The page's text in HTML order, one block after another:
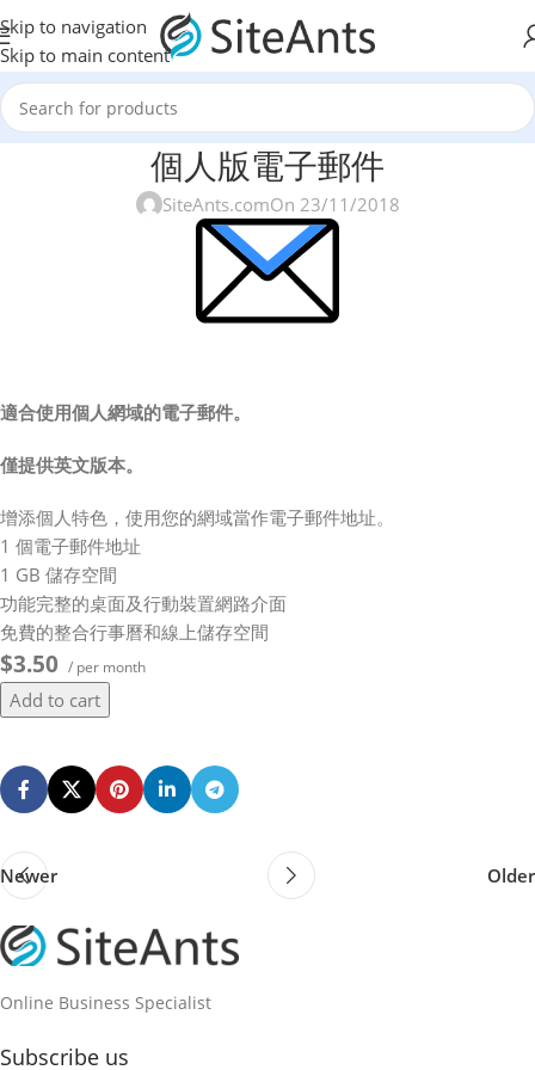
Skip to navigation
Skip to main content
個人版電子郵件
SiteAnts.comOn 23/11/2018
適合使用個人網域的電子郵件。
僅提供英文版本。
增添個人特色，使用您的網域當作電子郵件地址。
1 個電子郵件地址
1 GB 儲存空間
功能完整的桌面及行動裝置網路介面
免費的整合行事曆和線上儲存空間
$3.50 / per month
Add to cart
Newer Older
Online Business Specialist
Subscribe us